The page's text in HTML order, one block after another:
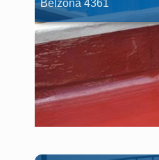
Belzona 4361